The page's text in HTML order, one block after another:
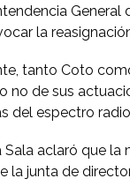
la
tanto Coto
no de sus
del espectro
Sala aclaró que
la junta de